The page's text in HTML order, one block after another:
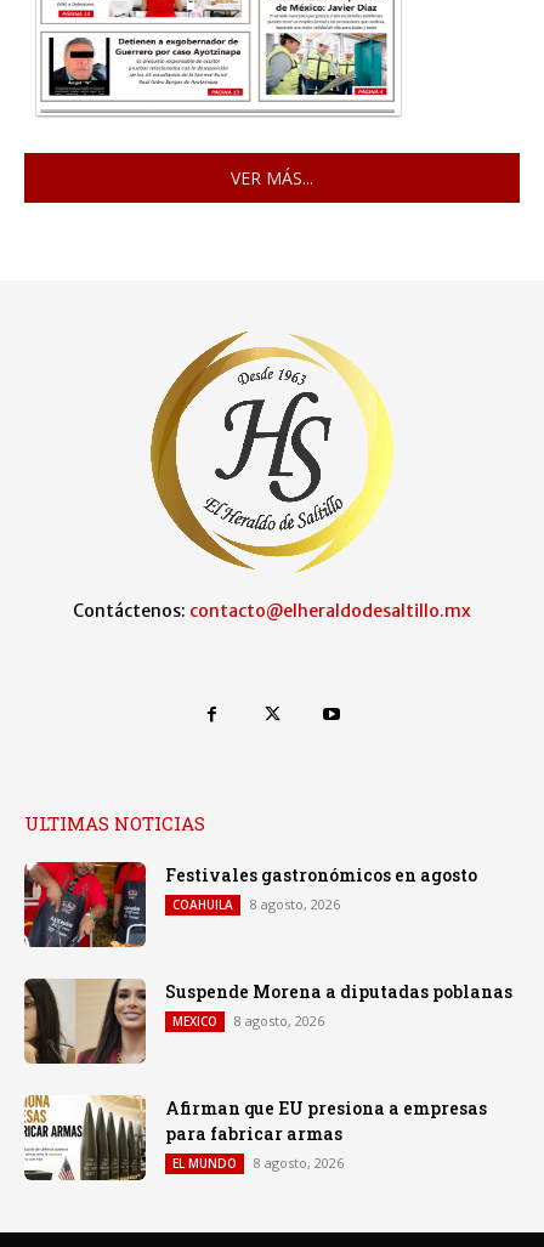
VER MÁS...
Contáctenos: contacto@elheraldodesaltillo.mx
ULTIMAS NOTICIAS
Festivales gastronómicos en agosto
COAHUILA 8 agosto, 2026
Suspende Morena a diputadas poblanas
MEXICO 8 agosto, 2026
Afirman que EU presiona a empresas
para fabricar armas
EL MUNDO 8 agosto, 2026